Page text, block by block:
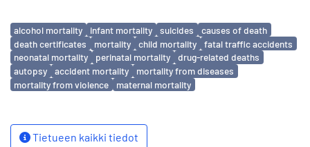
Avainsanat
alcohol mortality infant mortality suicides
causes of death
death certificates
mortality child mortality
fatal traffic accidents
neonatal mortality
perinatal mortality
drug-related deaths
autopsy
accident mortality
mortality from diseases
mortality from violence
maternal mortality
Tietueen kaikki tiedot